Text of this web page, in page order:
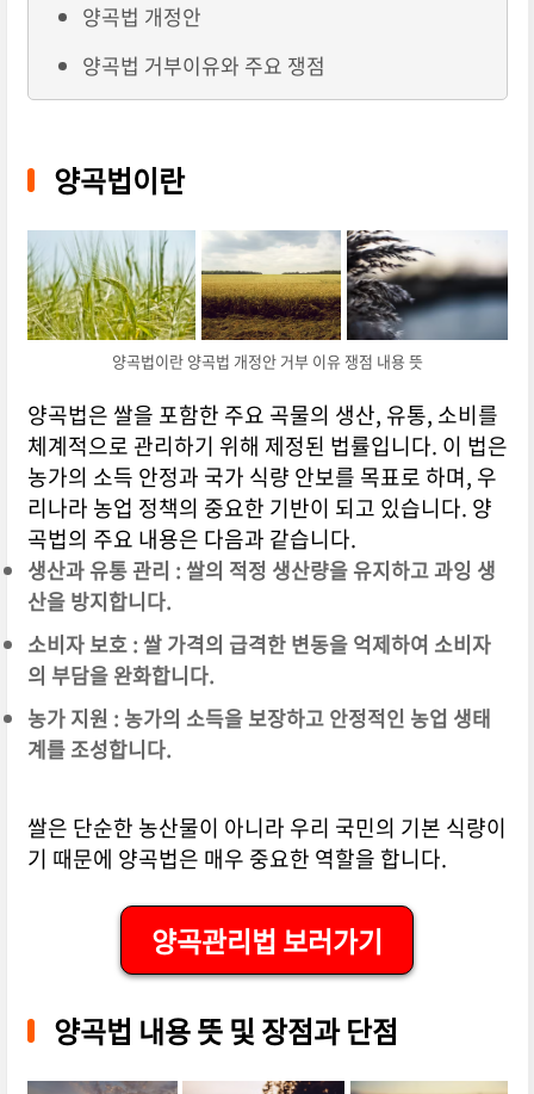
양곡법 개정안
양곡법 거부이유와 주요 쟁점
양곡법이란
양곡법이란 양곡법 개정안 거부 이유 쟁점 내용 뜻
양곡법은 쌀을 포함한 주요 곡물의 생산, 유통, 소비를
체계적으로 관리하기 위해 제정된 법률입니다. 이 법은
농가의 소득 안정과 국가 식량 안보를 목표로 하며, 우
리나라 농업 정책의 중요한 기반이 되고 있습니다. 양
곡법의 주요 내용은 다음과 같습니다.
생산과 유통 관리 : 쌀의 적정 생산량을 유지하고 과잉 생
산을 방지합니다.
소비자 보호 : 쌀 가격의 급격한 변동을 억제하여 소비자
의 부담을 완화합니다.
농가 지원 : 농가의 소득을 보장하고 안정적인 농업 생태
계를 조성합니다.
쌀은 단순한 농산물이 아니라 우리 국민의 기본 식량이
기 때문에 양곡법은 매우 중요한 역할을 합니다.
양곡관리법 보러가기
양곡법 내용 뜻 및 장점과 단점